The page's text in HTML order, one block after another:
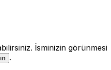
İsminizin görünmesi
.